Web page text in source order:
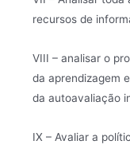
recursos de
VIII – analisar o
da aprendizagem
da autoavaliação
IX – Avaliar a